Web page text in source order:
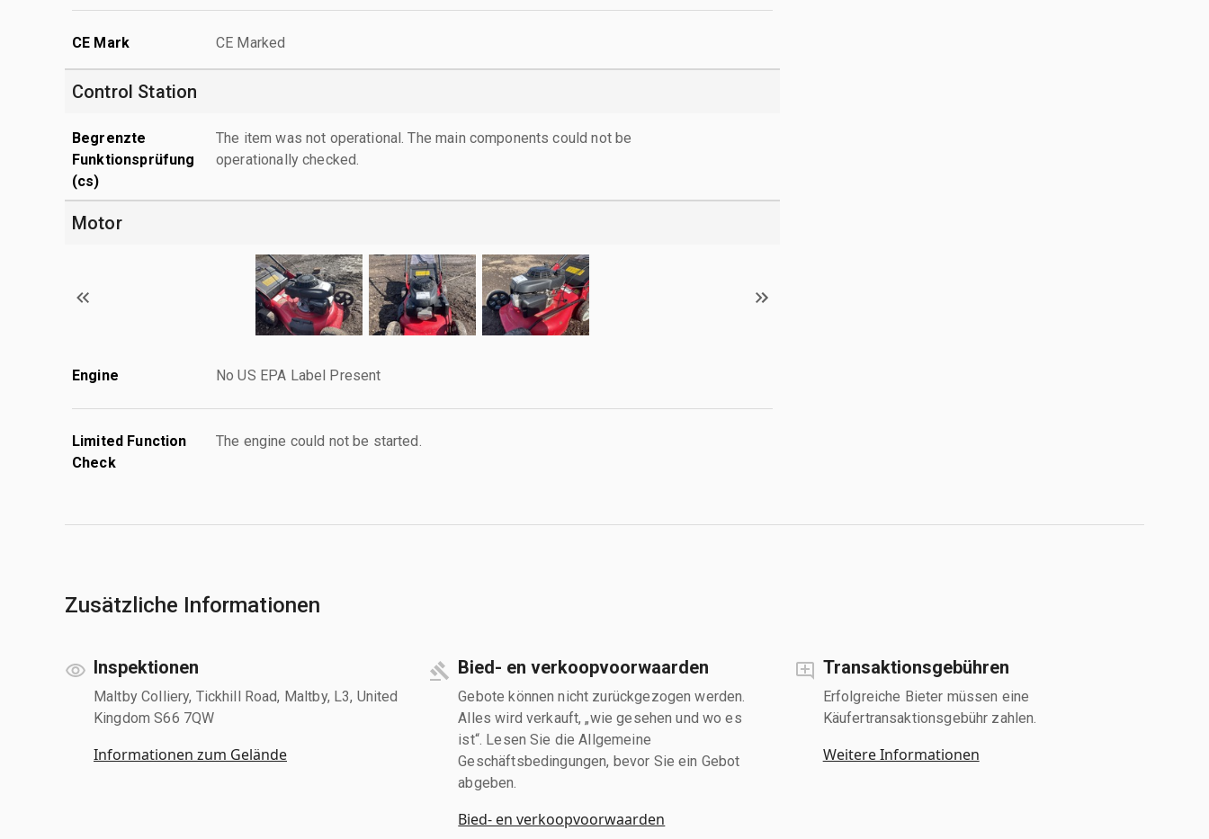
CE Mark CE Marked
Control Station
Begrenzte
Funktionsprüfung
(cs)
The item was not operational. The main components could not be
operationally checked.
Motor
Engine No US EPA Label Present
Limited Function
Check
The engine could not be started.
Zusätzliche Informationen
Inspektionen
Maltby Colliery, Tickhill Road, Maltby, L3, United
Kingdom S66 7QW
Informationen zum Gelände
Bied- en verkoopvoorwaarden
Gebote können nicht zurückgezogen werden.
Alles wird verkauft, „wie gesehen und wo es
ist“. Lesen Sie die Allgemeine
Geschäftsbedingungen, bevor Sie ein Gebot
abgeben.
Bied- en verkoopvoorwaarden
Transaktionsgebühren
Erfolgreiche Bieter müssen eine
Käufertransaktionsgebühr zahlen.
Weitere Informationen